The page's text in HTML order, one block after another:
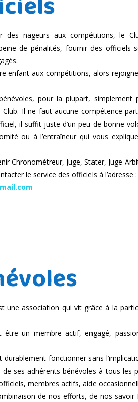
des nageurs aux compétitions, le
de pénalités, fournir des officiels
enfant aux compétitions, alors
pour la plupart, simplement
Club. Il ne faut aucune compétence
il suffit juste d’un peu de bonne
ou à l’entraîneur qui vous
Chronométreur, Juge, Stater, Juge-
le service des officiels à l’adresse :
une association qui vit grâce à la
être un membre actif, engagé,
durablement fonctionner sans
ses adhérents bénévoles à tous les
membres actifs, aide
de nos efforts, de nos